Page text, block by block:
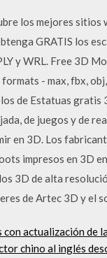
los mejores sitios
GRATIS los
y WRL. Free 3D
- max, fbx,
de Estatuas gratis
de juegos y de
en 3D. Los
impresos en 3D
3D de alta
de Artec 3D y el
con actualización de
chino al inglés